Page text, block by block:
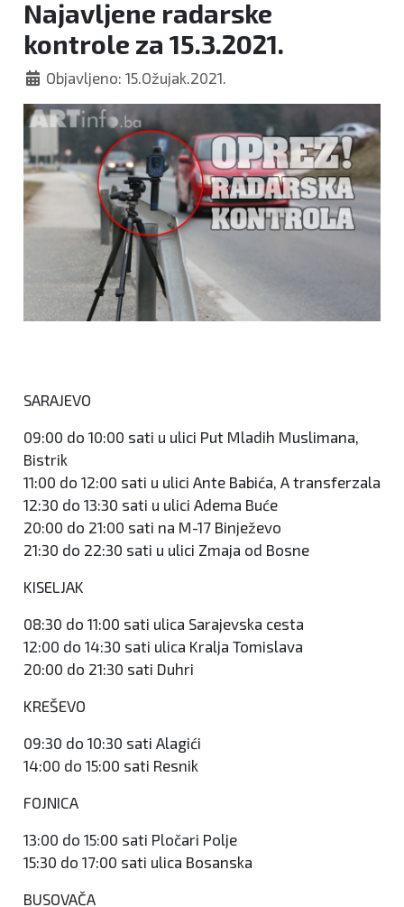
Najavljene radarske
kontrole za 15.3.2021.
Objavljeno: 15.Ožujak.2021.
SARAJEVO
09:00 do 10:00 sati u ulici Put Mladih Muslimana,
Bistrik
11:00 do 12:00 sati u ulici Ante Babića, A transferzala
12:30 do 13:30 sati u ulici Adema Buće
20:00 do 21:00 sati na M-17 Binježevo
21:30 do 22:30 sati u ulici Zmaja od Bosne
KISELJAK
08:30 do 11:00 sati ulica Sarajevska cesta
12:00 do 14:30 sati ulica Kralja Tomislava
20:00 do 21:30 sati Duhri
KREŠEVO
09:30 do 10:30 sati Alagići
14:00 do 15:00 sati Resnik
FOJNICA
13:00 do 15:00 sati Pločari Polje
15:30 do 17:00 sati ulica Bosanska
BUSOVAČA